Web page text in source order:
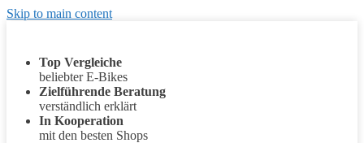
Skip to main content
Top Vergleiche
beliebter E-Bikes
Zielführende Beratung
verständlich erklärt
In Kooperation
mit den besten Shops